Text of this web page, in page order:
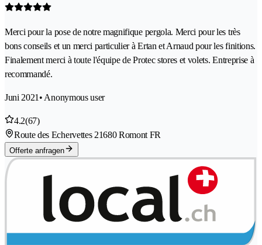
Merci pour la pose de notre magnifique pergola. Merci pour les très
bons conseils et un merci particulier à Ertan et Arnaud pour les finitions.
Finalement merci à toute l'équipe de Protec stores et volets. Entreprise à
recommandé.
Juni 2021 • Anonymous user
4.2(67)
Route des Echervettes 21680 Romont FR
Offerte anfragen